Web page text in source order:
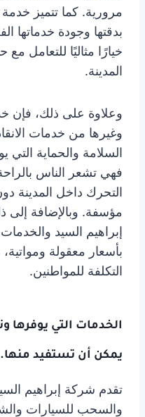
مرورية. كما تتميز
بدقتها وجودة خدماتها
خيارًا مثاليًا للتعامل
المدينة.
وعلاوة على ذلك، فإن
وغيرها من خدمات
السلامة والحماية التي
فهي تشعر الناس
التحرك داخل المدينة
مؤسفة. وبالإضافة إلى
إبراهيم السيد
بأسعار معقولة
التكلفة للمواطنين.
الخدمات التي يوفرها
يمكن أن تستفيد منها.
تقدم شركة إبراهيم
والسحب للسيارات